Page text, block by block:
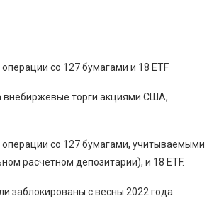
со 127 бумагами и 18 ETF
внебиржевые торги акциями США,
со 127 бумагами, учитываемыми
расчетном депозитарии), и 18 ETF.
заблокированы с весны 2022 года.